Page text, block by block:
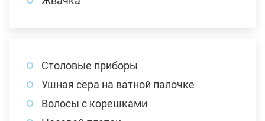
Столовые приборы
Ушная сера на ватной палочке
Волосы с корешками